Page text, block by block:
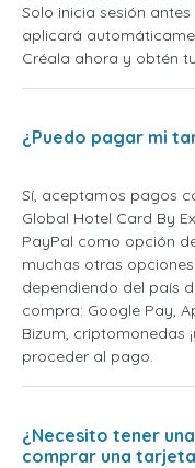
Solo inicia sesión
aplicará
Créala ahora y obtén
¿Puedo pagar mi
Sí, aceptamos pagos
Global Hotel Card By
PayPal como opción
muchas otras
dependiendo del país
compra: Google Pay,
Bizum, criptomonedas
proceder al pago.
¿Necesito tener
comprar una